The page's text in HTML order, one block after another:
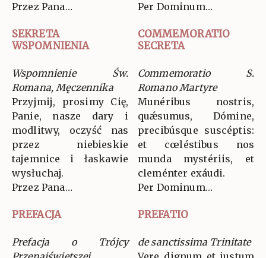
Przez Pana…
Per Dominum…
SEKRETA
WSPOMNIENIA
COMMEMORATIO
SECRETA
Wspomnienie Św.
Romana, Męczennika
Przyjmij, prosimy Cię,
Panie, nasze dary i
modlitwy, oczyść nas
przez niebieskie
tajemnice i łaskawie
wysłuchaj.
Przez Pana…
Commemoratio S.
Romano Martyre
Munéribus nostris,
quǽsumus, Dómine,
precibúsque suscéptis:
et cœléstibus nos
munda mystériis, et
cleménter exáudi.
Per Dominum…
PREFACJA PREFATIO
Prefacja o Trójcy
de sanctissima Trinitate